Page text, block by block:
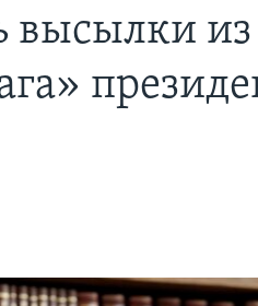
высылки